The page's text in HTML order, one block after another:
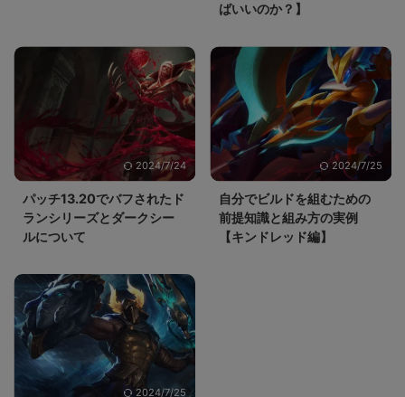
ばいいのか？】
2024/7/24
パッチ13.20でバフされたド
ランシリーズとダークシー
ルについて
2024/7/25
自分でビルドを組むための
前提知識と組み方の実例
【キンドレッド編】
2024/7/25